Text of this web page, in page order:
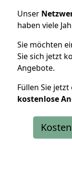
Unser
haben viele
Sie möchten
Sie sich jetzt
Angebote.
Füllen Sie
kostenlose